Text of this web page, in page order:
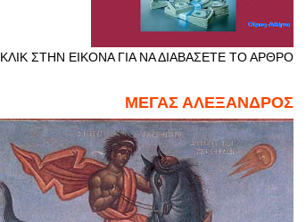
ΚΛΙΚ ΣΤΗΝ ΕΙΚΟΝΑ ΓΙΑ ΝΑ ΔΙΑΒΑΣΕΤΕ ΤΟ ΑΡΘΡΟ
ΜΕΓΑΣ ΑΛΕΞΑΝΔΡΟΣ